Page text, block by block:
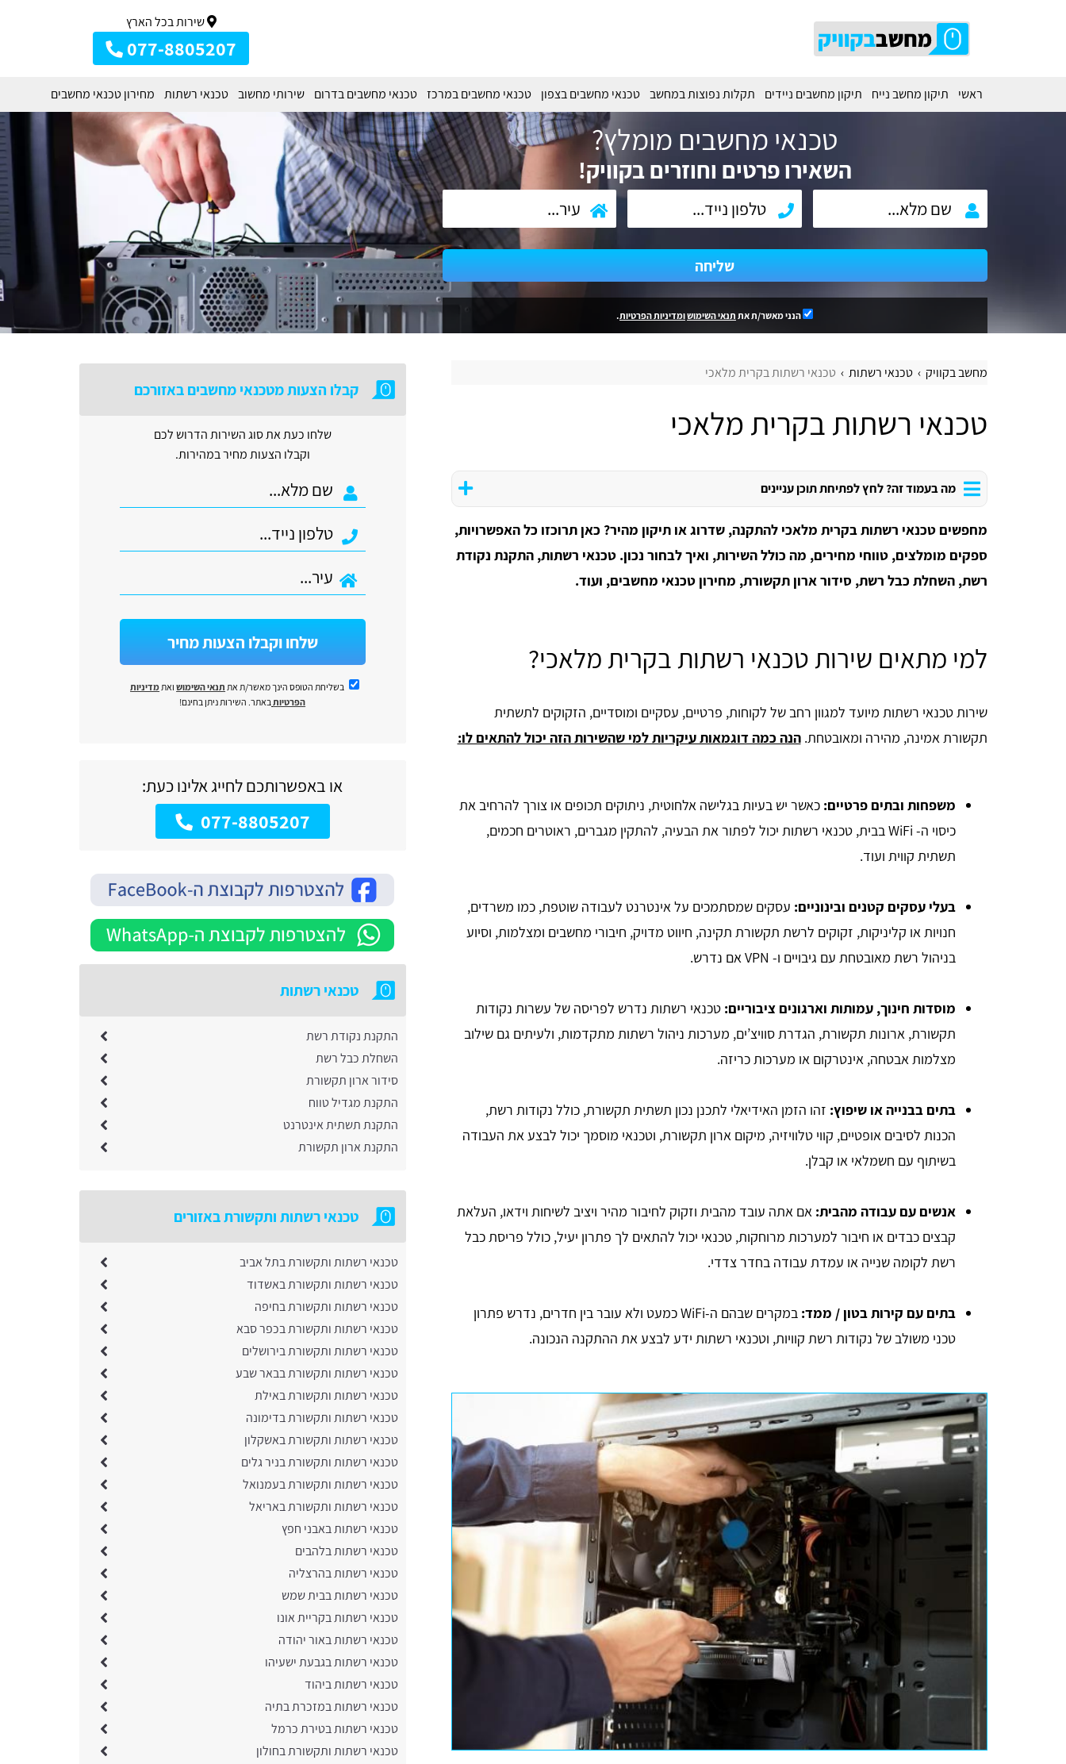
שירות בכל הארץ
077-8805207
ראשי תיקון מחשב נייח תיקון מחשבים ניידים תקלות נפוצות במחשב טכנאי מחשבים בצפון טכנאי מחשבים במרכז טכנאי מחשבים בדרום שירותי מחשוב טכנאי רשתות מחירון טכנאי מחשבים
טכנאי מחשבים מומלץ?
השאירו פרטים וחוזרים בקוויק!
שליחה
הנני מאשר/ת את תנאי השימושומדיניות הפרטיות.
מחשב בקוויק טכנאי רשתות טכנאי רשתות בקרית מלאכי
טכנאי רשתות בקרית מלאכי
מה בעמוד זה? לחץ לפתיחת תוכן עניינים
מחפשים טכנאי רשתות בקרית מלאכי להתקנה, שדרוג או תיקון מהיר? כאן תרוכזו כל האפשרויות,
ספקים מומלצים, טווחי מחירים, מה כולל השירות, ואיך לבחור נכון. טכנאי רשתות, התקנת נקודת
רשת, השחלת כבל רשת, סידור ארון תקשורת, מחירון טכנאי מחשבים, ועוד.
למי מתאים שירות טכנאי רשתות בקרית מלאכי?
שירות טכנאי רשתות מיועד למגוון רחב של לקוחות, פרטיים, עסקיים ומוסדיים, הזקוקים לתשתית
תקשורת אמינה, מהירה ומאובטחת.הנה כמה דוגמאות עיקריות למי שהשירות הזה יכול להתאים לו:
משפחות ובתים פרטיים: כאשר יש בעיות בגלישה אלחוטית, ניתוקים תכופים או צורך להרחיב את
כיסוי ה- WiFi בבית, טכנאי רשתות יכול לפתור את הבעיה, להתקין מגברים, ראוטרים חכמים,
תשתית קווית ועוד.
בעלי עסקים קטנים ובינוניים: עסקים שמסתמכים על אינטרנט לעבודה שוטפת, כמו משרדים,
חנויות או קליניקות, זקוקים לרשת תקשורת תקינה, חיווט מדויק, חיבורי מחשבים ומצלמות, וסיוע
בניהול רשת מאובטחת עם גיבויים ו- VPN אם נדרש.
מוסדות חינוך, עמותות וארגונים ציבוריים:טכנאי רשתות נדרש לפריסה של עשרות נקודות
תקשורת, ארונות תקשורת, הגדרת סוויצ’ים, מערכות ניהול רשתות מתקדמות, ולעיתים גם שילוב
מצלמות אבטחה, אינטרקום או מערכות כריזה.
בתים בבנייה או שיפוץ: זהו הזמן האידיאלי לתכנן נכון תשתית תקשורת, כולל נקודות רשת,
הכנות לסיבים אופטיים, קווי טלוויזיה, מיקום ארון תקשורת, וטכנאי מוסמך יכול לבצע את העבודה
בשיתוף עם חשמלאי או קבלן.
אנשים עם עבודה מהבית: אם אתה עובד מהבית וזקוק לחיבור מהיר ויציב לשיחות וידאו, העלאת
קבצים כבדים או חיבור למערכות מרוחקות, טכנאי יכול להתאים לך פתרון יעיל, כולל פריסת כבל
רשת לקומה שנייה או עמדת עבודה בחדר צדדי.
בתים עם קירות בטון / ממד:
במקרים שבהם ה-WiFi כמעט ולא עובר בין חדרים, נדרש פתרון
טכני משולב של נקודות רשת קוויות, וטכנאי רשתות ידע לבצע את ההתקנה הנכונה.
קבלו הצעות מטכנאי מחשבים באזורכם
שלחו כעת את סוג השירות הדרוש לכם
וקבלו הצעות מחיר במהירות.
שלחו וקבלו הצעות מחיר
בשליחת הטופס הינך מאשר/ת את תנאי השימושואתמדיניות
הפרטיותבאתר. השירות ניתן בחינם!
או באפשרותכם לחייג אלינו כעת:
077-8805207
טכנאי רשתות
התקנת נקודת רשת
השחלת כבל רשת
סידור ארון תקשורת
התקנת מגדיל טווח
התקנת תשתית אינטרנט
התקנת ארון תקשורת
טכנאי רשתות ותקשורת באזורים
טכנאי רשתות ותקשורת בתל אביב
טכנאי רשתות ותקשורת באשדוד
טכנאי רשתות ותקשורת בחיפה
טכנאי רשתות ותקשורת בכפר סבא
טכנאי רשתות ותקשורת בירושלים
טכנאי רשתות ותקשורת בבאר שבע
טכנאי רשתות ותקשורת באילת
טכנאי רשתות ותקשורת בדימונה
טכנאי רשתות ותקשורת באשקלון
טכנאי רשתות ותקשורת בניר גלים
טכנאי רשתות ותקשורת בעמנואל
טכנאי רשתות ותקשורת באריאל
טכנאי רשתות באבני חפץ
טכנאי רשתות בלהבים
טכנאי רשתות בהרצליה
טכנאי רשתות בבית שמש
טכנאי רשתות בקריית אונו
טכנאי רשתות באור יהודה
טכנאי רשתות בגבעת ישעיהו
טכנאי רשתות ביהוד
טכנאי רשתות במזכרת בתיה
טכנאי רשתות בטירת כרמל
טכנאי רשתות ותקשורת בחולון